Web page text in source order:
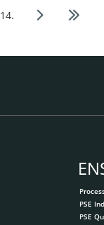
PSE
PSE